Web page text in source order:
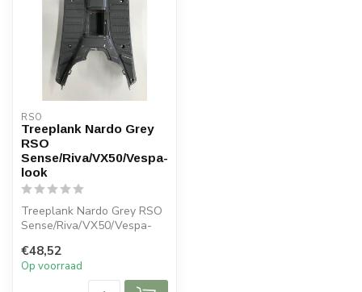
RSO
Treeplank Nardo Grey
RSO
Sense/Riva/VX50/Vespa-
look
Treeplank Nardo Grey RSO
Sense/Riva/VX50/Vespa-
€48,52
Op voorraad